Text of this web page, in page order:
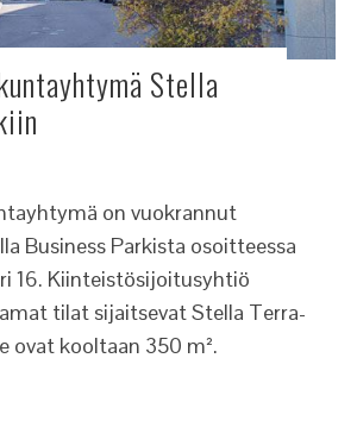
Stella
on vuokrannut
Business Parkista osoitteessa
16. Kiinteistösijoitusyhtiö
tilat sijaitsevat Stella Terra-
ovat kooltaan 350 m².